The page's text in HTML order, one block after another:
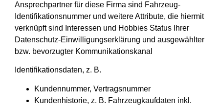
Ansprechpartner für diese Firma sind Fahrzeug-
Identifikationsnummer und weitere Attribute, die hiermit
verknüpft sind Interessen und Hobbies Status Ihrer
Datenschutz-Einwilligungserklärung und ausgewählter
bzw. bevorzugter Kommunikationskanal
Identifikationsdaten, z. B.
Kundennummer, Vertragsnummer
Kundenhistorie, z. B. Fahrzeugkaufdaten inkl.